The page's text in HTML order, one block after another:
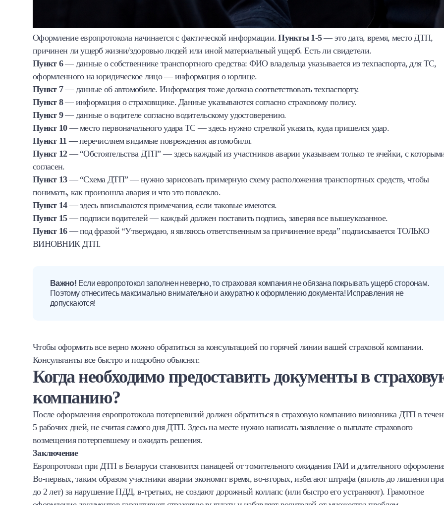
Оформление европротокола начинается с фактической информации.Пункты 1-5— это дата, время, место ДТП,
причинен ли ущерб жизни/здоровью людей или иной материальный ущерб. Есть ли свидетели.
Пункт 6— данные о собственнике транспортного средства: ФИО владельца указывается из техпаспорта, для ТС,
оформленного на юридическое лицо — информация о юрлице.
Пункт 7— данные об автомобиле. Информация тоже должна соответствовать техпаспорту.
Пункт 8— информация о страховщике. Данные указываются согласно страховому полису.
Пункт 9— данные о водителе согласно водительскому удостоверению.
Пункт 10— место первоначального удара ТС — здесь нужно стрелкой указать, куда пришелся удар.
Пункт 11 — перечисляем видимые повреждения автомобиля.
Пункт 12— “Обстоятельства ДТП” — здесь каждый из участников аварии указываем только те ячейки, с
согласен.
Пункт 13— “Схема ДТП” — нужно зарисовать примерную схему расположения транспортных средств, чтобы
понимать, как произошла авария и что это повлекло.
Пункт 14— здесь вписываются примечания, если таковые имеются.
Пункт 15— подписи водителей — каждый должен поставить подпись, заверяя все вышеуказанное.
Пункт 16— под фразой “Утверждаю, я являюсь ответственным за причинение вреда” подписывается ТОЛЬКО
ВИНОВНИК ДТП.
Важно! Если европротокол заполнен неверно, то страховая компания не обязана покрывать ущерб сторонам.
Поэтому отнеситесь максимально внимательно и аккуратно к оформлению документа! Исправления не
допускаются!
Чтобы оформить все верно можно обратиться за консультацией по горячей линии вашей страховой компании.
Консультанты все быстро и подробно объяснят.
Когда необходимо предоставить документы в
компанию?
После оформления европротокола потерпевший должен обратиться в страховую компанию виновника ДТП в
5 рабочих дней, не считая самого дня ДТП. Здесь на месте нужно написать заявление о выплате страхового
возмещения потерпевшему и ожидать решения.
Заключение
Европротокол при ДТП в Беларуси становится панацеей от томительного ожидания ГАИ и длительного
Во-первых, таким образом участники аварии экономят время, во-вторых, избегают штрафа (вплоть до лишения
до 2 лет) за нарушение ПДД, в-третьих, не создают дорожный коллапс (или быстро его устраняют). Грамотное